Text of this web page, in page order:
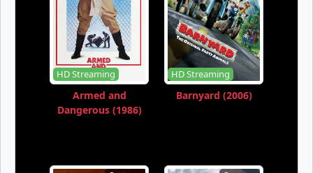
HD Streaming
Armed and
Dangerous (1986)
HD Streaming
Barnyard (2006)